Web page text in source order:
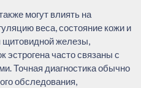
могут влиять на
веса, состояние кожи и
щитовидной железы,
эстрогена часто связаны с
Точная диагностика обычно
обследования,